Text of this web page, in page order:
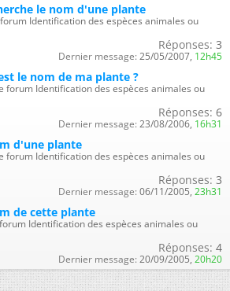
le nom d'une plante
Identification des espèces animales ou
Réponses: 3
Dernier message: 25/05/2007, 12h45
le nom de ma plante ?
forum Identification des espèces animales ou
Réponses: 6
Dernier message: 23/08/2006, 16h31
d'une plante
forum Identification des espèces animales ou
Réponses: 3
Dernier message: 06/11/2005, 23h31
de cette plante
Identification des espèces animales ou
Réponses: 4
Dernier message: 20/09/2005, 20h20